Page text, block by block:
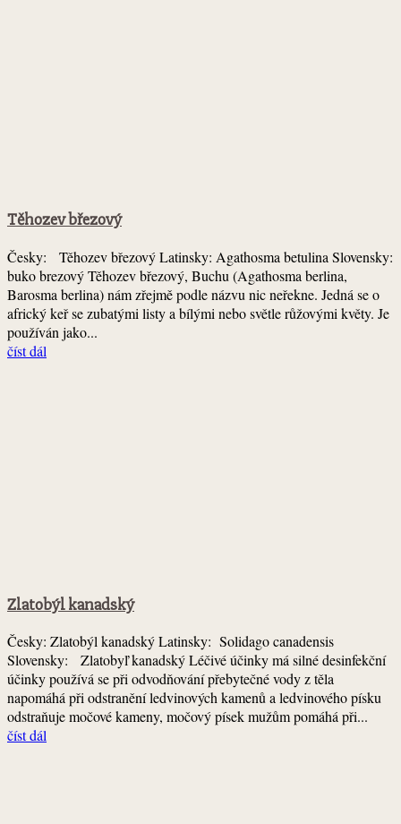
Těhozev březový
Česky: Těhozev březový Latinsky: Agathosma betulina Slovensky:
buko brezový Těhozev březový, Buchu (Agathosma berlina,
Barosma berlina) nám zřejmě podle názvu nic neřekne. Jedná se o
africký keř se zubatými listy a bílými nebo světle růžovými květy. Je
používán jako...
číst dál
Zlatobýl kanadský
Česky: Zlatobýl kanadský Latinsky: Solidago canadensis
Slovensky: Zlatobyľ kanadský Léčivé účinky má silné desinfekční
účinky používá se při odvodňování přebytečné vody z těla
napomáhá při odstranění ledvinových kamenů a ledvinového písku
odstraňuje močové kameny, močový písek mužům pomáhá při...
číst dál